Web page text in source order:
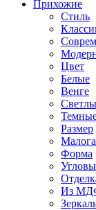
Прихожие
Стиль
Цвет
Белые
Венге
Размер
Форма
Из